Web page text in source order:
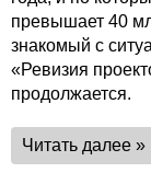
превышает 40
знакомый с
«Ревизия
продолжается.
Читать далее »